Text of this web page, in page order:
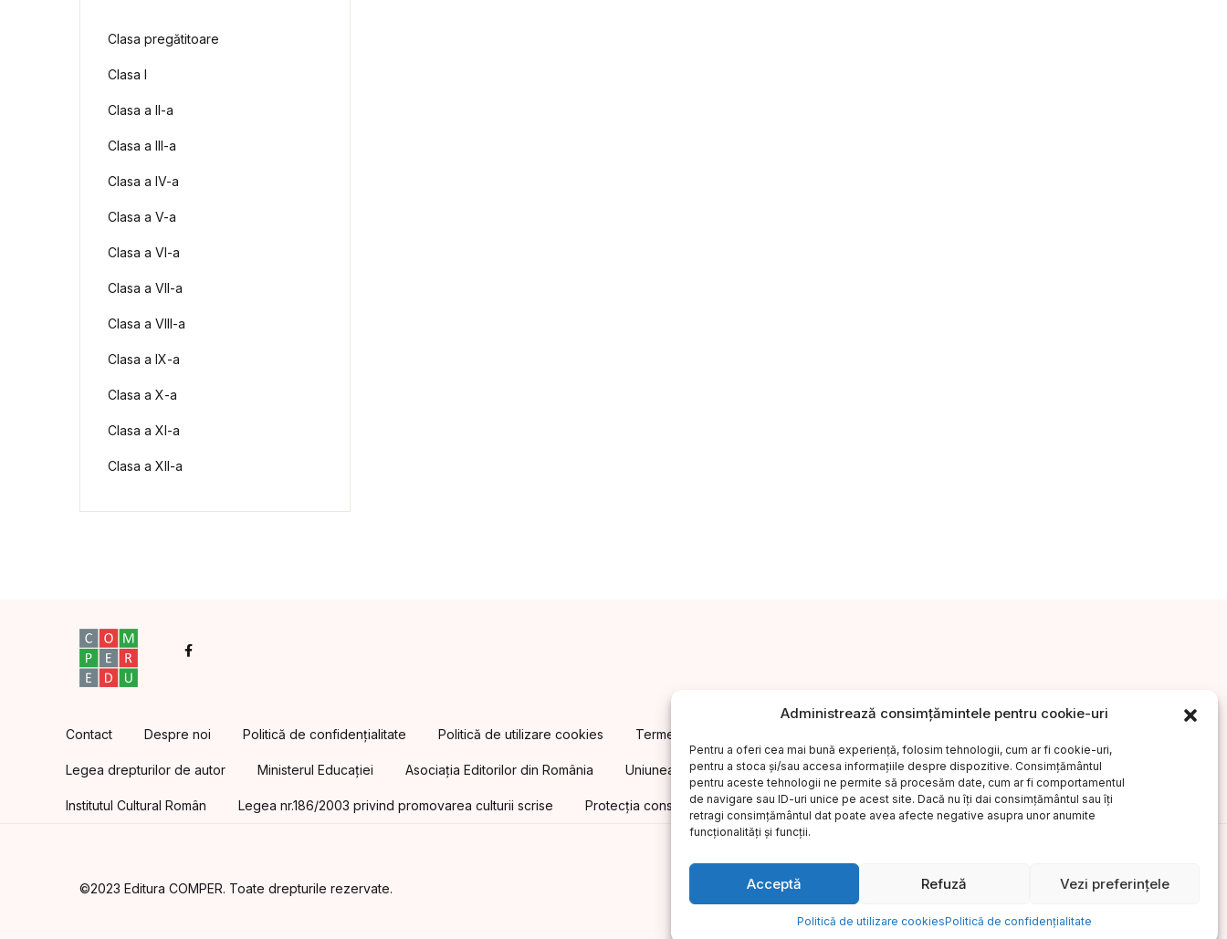
Administrează consimțămintele pentru cookie-uri
Pentru a oferi cea mai bună experiență, folosim tehnologii, cum ar fi cookie-uri,
pentru a stoca și/sau accesa informațiile despre dispozitive. Consimțământul
pentru aceste tehnologii ne permite să procesăm date, cum ar fi comportamentul
de navigare sau ID-uri unice pe acest site. Dacă nu îți dai consimțământul sau îți
retragi consimțământul dat poate avea afecte negative asupra unor anumite
funcționalități și funcții.
Acceptă Refuză Vezi preferințele
Politică de utilizare cookiesPolitică de confidențialitate
Clasa pregătitoare
Clasa I
Clasa a II-a
Clasa a III-a
Clasa a IV-a
Clasa a V-a
Clasa a VI-a
Clasa a VII-a
Clasa a VIII-a
Clasa a IX-a
Clasa a X-a
Clasa a XI-a
Clasa a XII-a
Facebook
Contact Despre noi Politică de confidențialitate Politică de utilizare cookies Termeni și condiții. Cum cumpăr?
Legea drepturilor de autor Ministerul Educației Asociația Editorilor din România Uniunea Editorilor din România Uniunea Scriitorilor din România
Institutul Cultural Român Legea nr.186/2003 privind promovarea culturii scrise Protecția consumatorilor A.N.P.C.
©2023 Editura COMPER. Toate drepturile rezervate.